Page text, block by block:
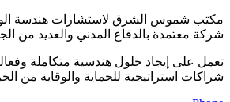
مكتب شموس الشرق لاستشارات هندسة
شركة معتمدة بالدفاع المدني والعديد من
تعمل على إيجاد حلول هندسية متكاملة
شراكات استراتيجية للحماية والوقاية من